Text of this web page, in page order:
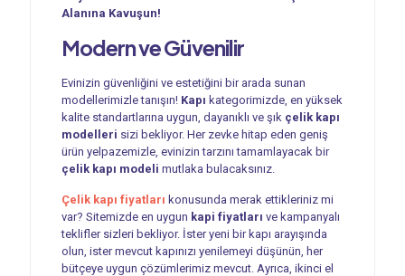
Alanına Kavuşun!
Modern ve Güvenilir
Evinizin güvenliğini ve estetiğini bir arada sunan
modellerimizle tanışın! Kapı kategorimizde, en yüksek
kalite standartlarına uygun, dayanıklı ve şık çelik kapı
modelleri sizi bekliyor. Her zevke hitap eden geniş
ürün yelpazemizle, evinizin tarzını tamamlayacak bir
çelik kapı modeli mutlaka bulacaksınız.
Çelik kapı fiyatları konusunda merak ettikleriniz mi
var? Sitemizde en uygun kapi fiyatları ve kampanyalı
teklifler sizleri bekliyor. İster yeni bir kapı arayışında
olun, ister mevcut kapınızı yenilemeyi düşünün, her
bütçeye uygun çözümlerimiz mevcut. Ayrıca, ikinci el